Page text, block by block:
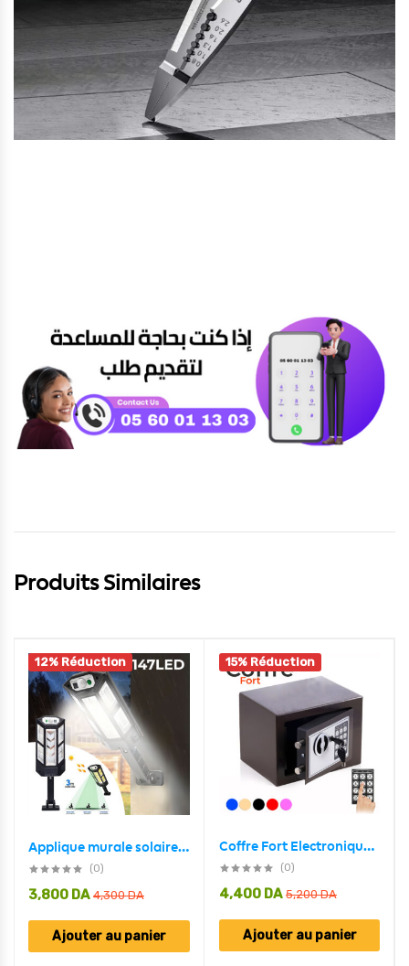
Produits Similaires
12% Réduction
Applique murale solaire à 147 LED avec capteur de mouvement PIR ètanche
(0)
4,300DA
3,800 DA
Ajouter au panier
15% Réduction
Coffre Fort Electronique Avec Code de sécurité programmable
(0)
5,200DA
4,400 DA
Ajouter au panier